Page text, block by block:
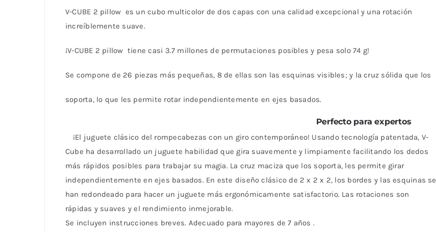
V-CUBE 2 pillow es un cubo multicolor de dos capas con una calidad excepcional y una rotación
increíblemente suave.
¡V-CUBE 2 pillow tiene casi 3.7 millones de permutaciones posibles y pesa solo 74 g!
Se compone de 26 piezas más pequeñas, 8 de ellas son las esquinas visibles; y la cruz sólida que los
soporta, lo que les permite rotar independientemente en ejes basados.
Perfecto para expertos
¡El juguete clásico del rompecabezas con un giro contemporáneo! Usando tecnología patentada, V-
Cube ha desarrollado un juguete habilidad que gira suavemente y limpiamente facilitando los dedos
más rápidos posibles para trabajar su magia. La cruz maciza que los soporta, les permite girar
independientemente en ejes basados. En este diseño clásico de 2 x 2 x 2, los bordes y las esquinas se
han redondeado para hacer un juguete más ergonómicamente satisfactorio. Las rotaciones son
rápidas y suaves y el rendimiento inmejorable.
Se incluyen instrucciones breves. Adecuado para mayores de 7 años .